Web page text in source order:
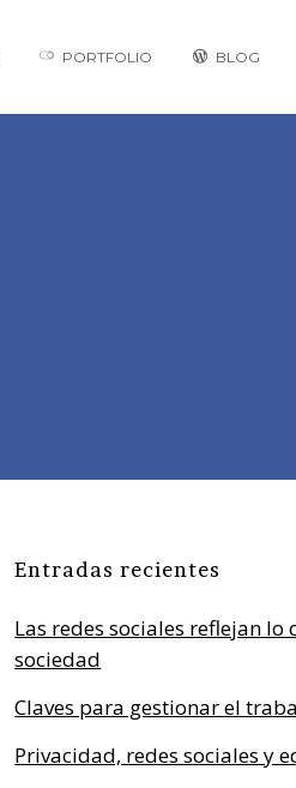
PORTFOLIO BLOG
Entradas recientes
Las redes sociales reflejan lo
sociedad
Claves para gestionar el
Privacidad, redes sociales y